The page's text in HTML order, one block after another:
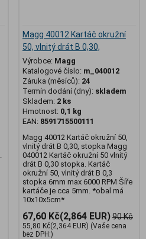
Magg 40012 Kartáč okružní
50, vlnitý drát B 0,30,
Výrobce: Magg
Katalogové číslo: m_040012
Záruka (měsíců): 24
Termín dodání (dny): skladem
Skladem: 2 ks
Hmotnost: 0,1 kg
EAN: 8591715500111
Magg 40012 Kartáč okružní 50,
vlnitý drát B 0,30, stopka Magg
040012 Kartáč okružní 50 vlnitý
drát B 0,30 stopka. Kartáč
okružní 50, vlnitý drát B 0,3
stopka 6mm max 6000 RPM Šíře
kartáče je cca 5mm. *obal má
10x10x5cm*
67,60 Kč(2,864 EUR)90 Kč
55,80 Kč(2,364 EUR) (Vaše cena
bez DPH:)